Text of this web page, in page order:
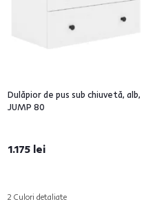
Dulăpior de pus sub chiuvetă, alb,
JUMP 80
1.175 lei
2 Culori detaliate